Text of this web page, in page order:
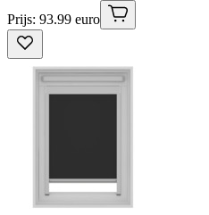
Prijs: 93.99 euro